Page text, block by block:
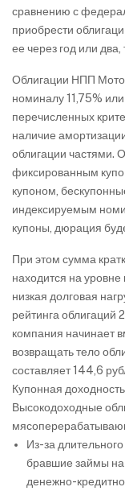
сравнению с
приобрести
ее через год или два,
Облигации НПП
номиналу 11,75%
перечисленных
наличие
облигации частями.
фиксированным
купоном,
индексируемым
купоны, дюрация
При этом сумма
находится на
низкая долговая
рейтинга облигаций
компания начинает
возвращать тело
составляет 144,6
Купонная
Высокодоходные
Из-за
бравшие займы на
денежно-